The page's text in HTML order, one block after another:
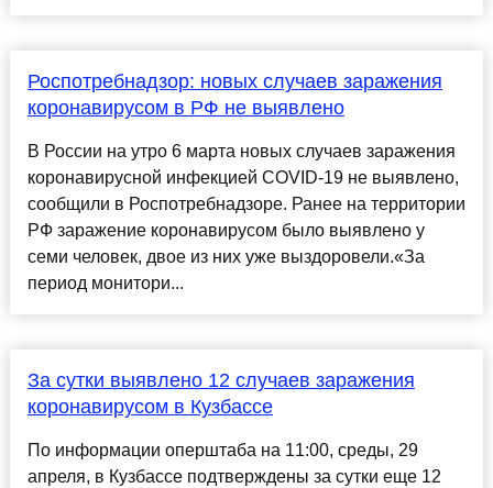
Роспотребнадзор: новых случаев заражения
коронавирусом в РФ не выявлено
В России на утро 6 марта новых случаев заражения
коронавирусной инфекцией COVID-19 не выявлено,
сообщили в Роспотребнадзоре. Ранее на территории
РФ заражение коронавирусом было выявлено у
семи человек, двое из них уже выздоровели.«За
период монитори...
За сутки выявлено 12 случаев заражения
коронавирусом в Кузбассе
По информации оперштаба на 11:00, среды, 29
апреля, в Кузбассе подтверждены за сутки еще 12